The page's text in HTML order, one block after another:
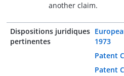
another claim.
Dispositions juridiques
pertinentes
1973
Patent
Patent